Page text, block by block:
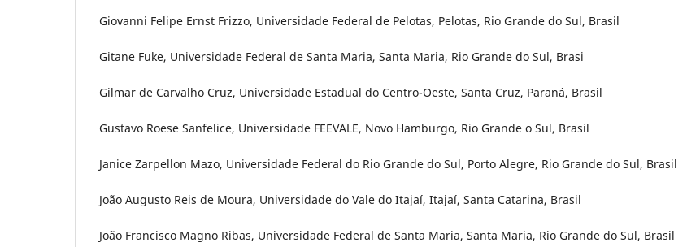
Giovanni Felipe Ernst Frizzo, Universidade Federal de Pelotas, Pelotas, Rio Grande do Sul, Brasil
Gitane Fuke, Universidade Federal de Santa Maria, Santa Maria, Rio Grande do Sul, Brasi
Gilmar de Carvalho Cruz, Universidade Estadual do Centro-Oeste, Santa Cruz, Paraná, Brasil
Gustavo Roese Sanfelice, Universidade FEEVALE, Novo Hamburgo, Rio Grande o Sul, Brasil
Janice Zarpellon Mazo, Universidade Federal do Rio Grande do Sul, Porto Alegre, Rio Grande do Sul, Brasil
João Augusto Reis de Moura, Universidade do Vale do Itajaí, Itajaí, Santa Catarina, Brasil
João Francisco Magno Ribas, Universidade Federal de Santa Maria, Santa Maria, Rio Grande do Sul, Brasil